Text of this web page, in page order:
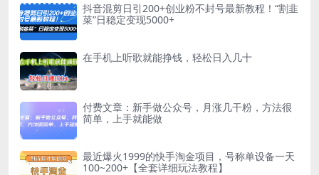
抖音混剪日引200+创业粉不封号最新教程！“割韭
菜”日稳定变现5000+
在手机上听歌就能挣钱，轻松日入几十
付费文章：新手做公众号，月涨几干粉，方法很
简单，上手就能做
最近爆火1999的快手淘金项目，号称单设备一天
100~200+【全套详细玩法教程】